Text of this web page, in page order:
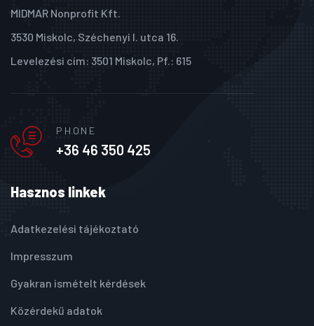
MIDMAR Nonprofit Kft.
3530 Miskolc, Széchenyi I. utca 16.
Levelezési cím: 3501 Miskolc, Pf.: 615
PHONE
+36 46 350 425
Hasznos linkek
Adatkezelési tájékoztató
Impresszum
Gyakran ismételt kérdések
Közérdekű adatok